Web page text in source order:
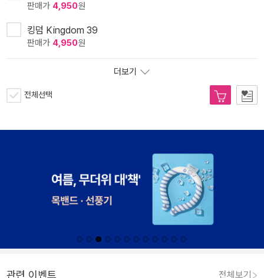
판매가 4,950원
킹덤 Kingdom 39
판매가 4,950원
더보기
전체선택
관련 이벤트 전체보기